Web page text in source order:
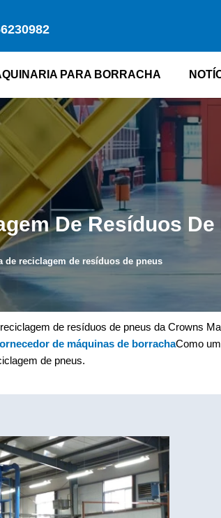
PARA BORRACHA
De Resíduos De
de reciclagem de resíduos de pneus
de resíduos de pneus da Crowns
de máquinas de borrachaComo
de pneus.